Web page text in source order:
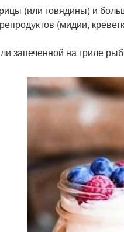
(или говядины) и
(мидии,
запеченной на гриле